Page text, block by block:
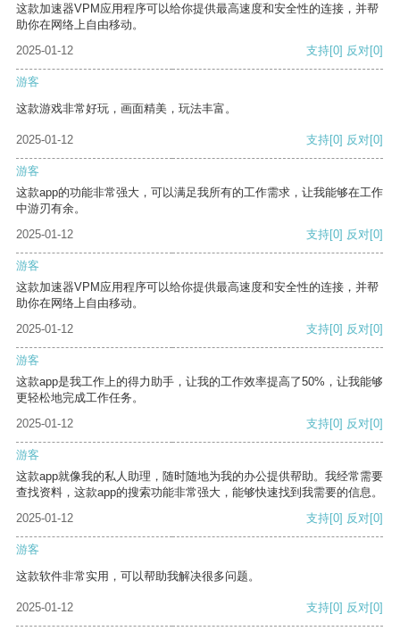
这款加速器VPM应用程序可以给你提供最高速度和安全性的连接，并帮
助你在网络上自由移动。
2025-01-12
支持[0] 反对[0]
游客
这款游戏非常好玩，画面精美，玩法丰富。
2025-01-12 支持[0] 反对[0]
游客
这款app的功能非常强大，可以满足我所有的工作需求，让我能够在工作
中游刃有余。
2025-01-12
支持[0] 反对[0]
游客
这款加速器VPM应用程序可以给你提供最高速度和安全性的连接，并帮
助你在网络上自由移动。
2025-01-12
支持[0] 反对[0]
游客
这款app是我工作上的得力助手，让我的工作效率提高了50%，让我能够
更轻松地完成工作任务。
2025-01-12
支持[0] 反对[0]
游客
这款app就像我的私人助理，随时随地为我的办公提供帮助。我经常需要
查找资料，这款app的搜索功能非常强大，能够快速找到我需要的信息。
2025-01-12
支持[0] 反对[0]
游客
这款软件非常实用，可以帮助我解决很多问题。
2025-01-12 支持[0] 反对[0]